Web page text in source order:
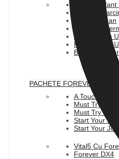
Forever
Forever
Forever Lean
Forever
Forever Lite
Forever Lite
Baton
PACHETE FOREVER
A Touch Of
Must Try Kit -
Must Try Kit -
Start Your
Start Your
Vital5 Cu
Forever DX4